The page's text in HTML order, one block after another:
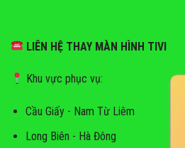
LIÊN HỆ THAY MÀN HÌNH TIVI
Khu vực phục vụ:
Cầu Giấy - Nam Từ Liêm
Long Biên - Hà Đông